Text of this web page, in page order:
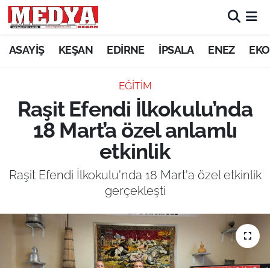
ASAYİŞ KEŞAN EDİRNE İPSALA ENEZ
EĞİTİM
Raşit Efendi İlkokulu’nda
18 Mart’a özel anlamlı
etkinlik
Raşit Efendi İlkokulu'nda 18 Mart'a özel etkinlik
gerçekleşti
KEŞAN
ASAYİŞ
SİYASET
GÜNDEM
SAĞLIK
EĞİTİM